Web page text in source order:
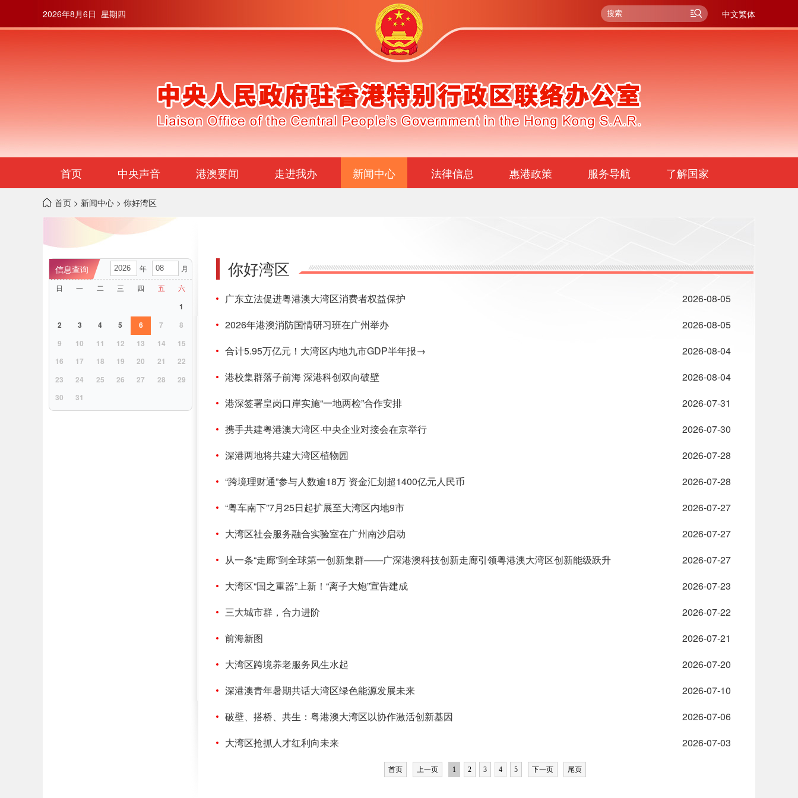
2026年8月6日 星期四 中文繁体
首页 中央声音 港澳要闻 走进我办 新闻中心 法律信息 惠港政策 服务导航 了解国家
首页 > 新闻中心 > 你好湾区
年
月
日
一 二 三 四 五 六
1
2
3 4 5 6 7
8
9
10 11 12 13 14
15
16
17 18 19 20 21
22
23
24 25 26 27 28
29
30
31
你好湾区
广东立法促进粤港澳大湾区消费者权益保护
2026-08-05
2026年港澳消防国情研习班在广州举办
2026-08-05
合计5.95万亿元！大湾区内地九市GDP半年报→
2026-08-04
港校集群落子前海 深港科创双向破壁
2026-08-04
港深签署皇岗口岸实施“一地两检”合作安排
2026-07-31
携手共建粤港澳大湾区·中央企业对接会在京举行
2026-07-30
深港两地将共建大湾区植物园
2026-07-28
“跨境理财通”参与人数逾18万 资金汇划超1400亿元人民币
2026-07-28
“粤车南下”7月25日起扩展至大湾区内地9市
2026-07-27
大湾区社会服务融合实验室在广州南沙启动
2026-07-27
从一条“走廊”到全球第一创新集群——广深港澳科技创新走廊引领粤港澳大湾区创新能级跃升
2026-07-27
大湾区“国之重器”上新！“离子大炮”宣告建成
2026-07-23
三大城市群，合力进阶
2026-07-22
前海新图
2026-07-21
大湾区跨境养老服务风生水起
2026-07-20
深港澳青年暑期共话大湾区绿色能源发展未来
2026-07-10
破壁、搭桥、共生：粤港澳大湾区以协作激活创新基因
2026-07-06
大湾区抢抓人才红利向未来
2026-07-03
首页 上一页 1 2 3 4 5 下一页 尾页